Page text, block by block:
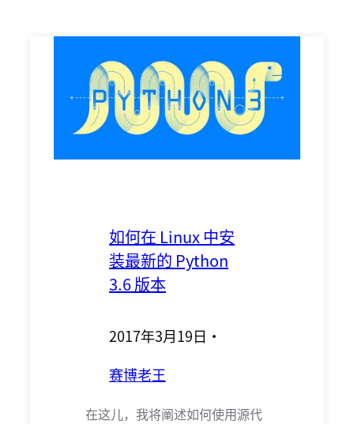
如何在 Linux 中安
装最新的 Python
3.6 版本
2017年3月19日 ·
赛博老王
在这儿，我将阐述如何使用源代